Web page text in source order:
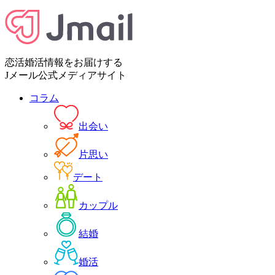
恋活婚活情報をお届けする
Jメール公式メディアサイト
コラム
出会い
片思い
デート
カップル
結婚
婚活